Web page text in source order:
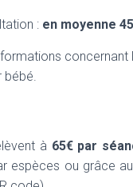
: en moyenne
concernant
bébé.
à 65€ par
espèces ou grâce